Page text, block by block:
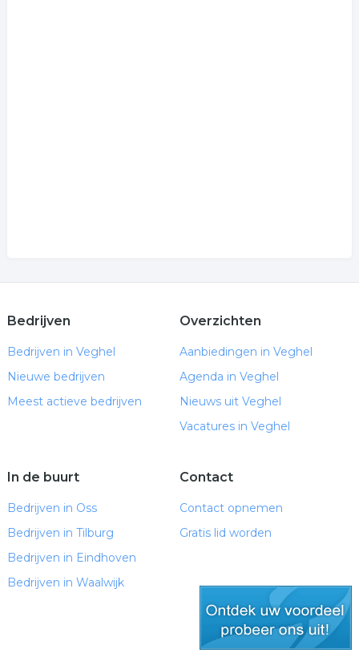
Bedrijven
Bedrijven in Veghel
Nieuwe bedrijven
Meest actieve bedrijven
Overzichten
Aanbiedingen in Veghel
Agenda in Veghel
Nieuws uit Veghel
Vacatures in Veghel
In de buurt
Bedrijven in Oss
Bedrijven in Tilburg
Bedrijven in Eindhoven
Bedrijven in Waalwijk
Contact
Contact opnemen
Gratis lid worden